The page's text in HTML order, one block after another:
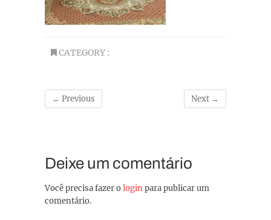
CATEGORY :
← Previous Next →
Deixe um comentário
Você precisa fazer ologinpara publicar um
comentário.